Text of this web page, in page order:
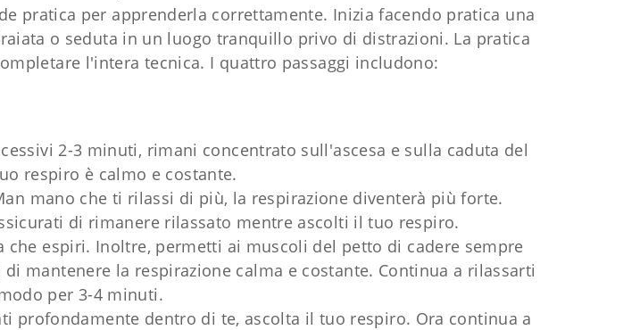
pratica per apprenderla correttamente. Inizia facendo pratica una
o seduta in un luogo tranquillo privo di distrazioni. La pratica
l'intera tecnica. I quattro passaggi includono:
2-3 minuti, rimani concentrato sull'ascesa e sulla caduta del
respiro è calmo e costante.
mano che ti rilassi di più, la respirazione diventerà più forte.
di rimanere rilassato mentre ascolti il ​​tuo respiro.
espiri. Inoltre, permetti ai muscoli del petto di cadere sempre
mantenere la respirazione calma e costante. Continua a rilassarti
per 3-4 minuti.
profondamente dentro di te, ascolta il tuo respiro. Ora continua a